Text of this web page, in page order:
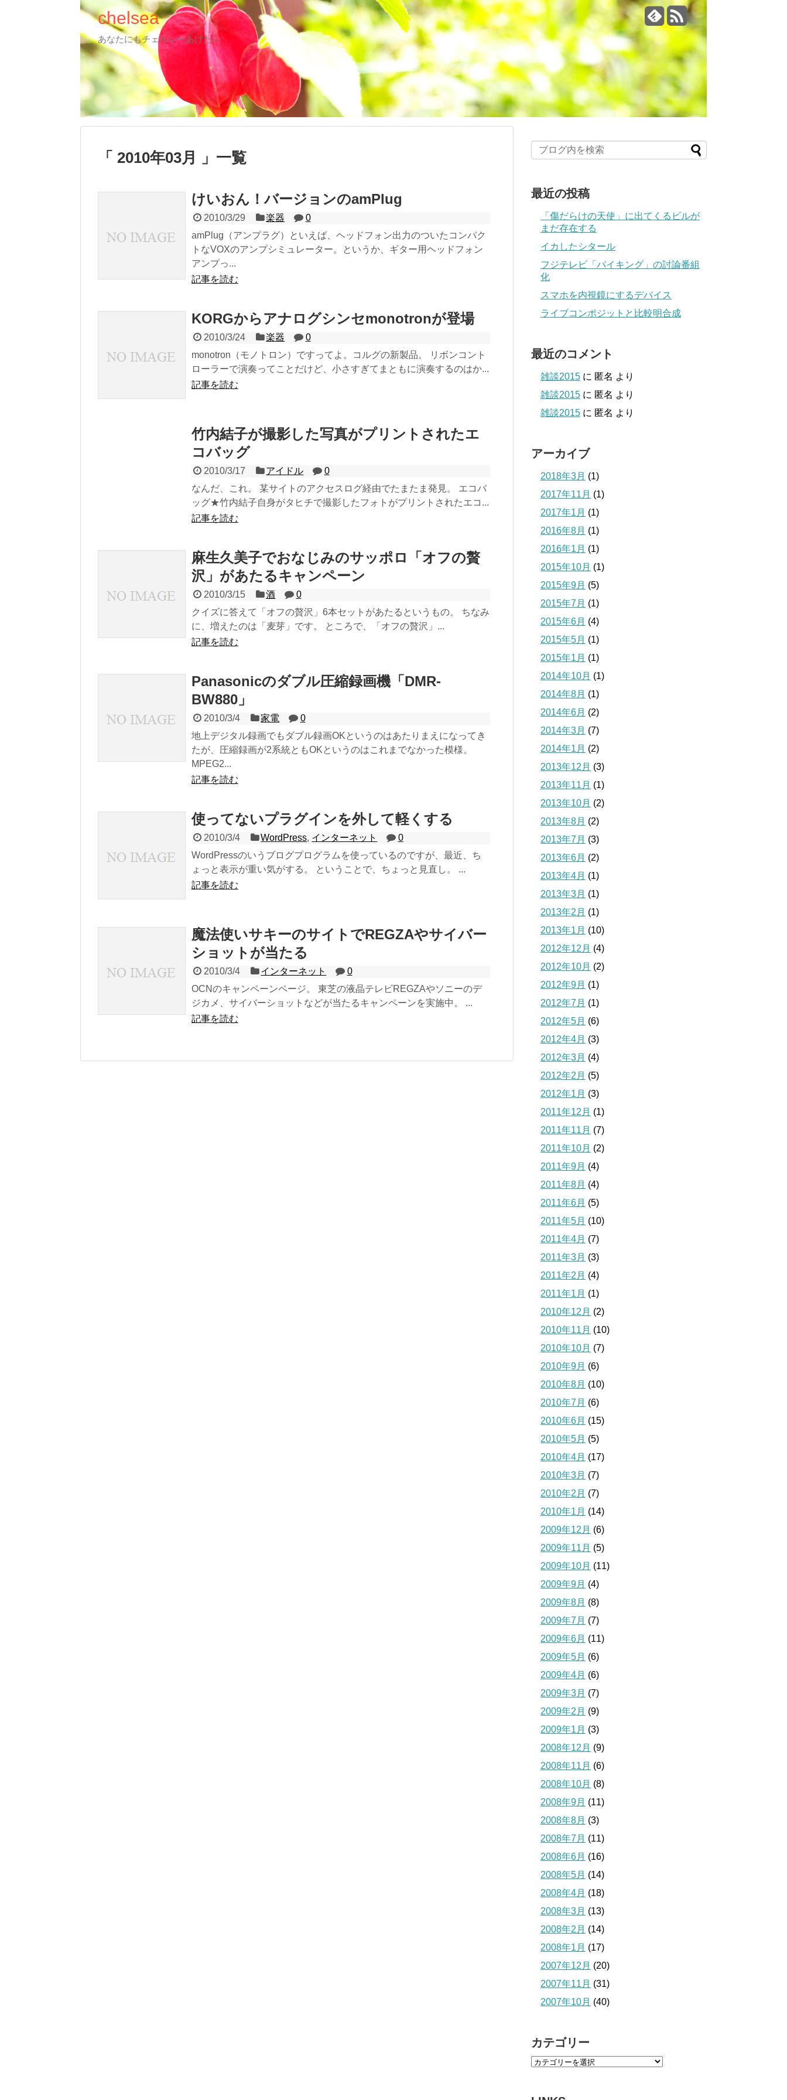
chelsea
あなたにもチェルシーあげたい
2010年03月 一覧
けいおん！バージョンのamPlug
2010/3/29 楽器
0
amPlug（アンプラグ）といえば、ヘッドフォン出力のついたコンパク
トなVOXのアンプシミュレーター。というか、ギター用ヘッドフォン
アンプっ...
記事を読む
KORGからアナログシンセmonotronが登場
2010/3/24 楽器
0
monotron（モノトロン）ですってよ。コルグの新製品。 リボンコント
ローラーで演奏ってことだけど、小さすぎてまともに演奏するのはか...
記事を読む
竹内結子が撮影した写真がプリントされたエ
コバッグ
2010/3/17 アイドル
0
なんだ、これ。 某サイトのアクセスログ経由でたまたま発見。 エコバ
ッグ★竹内結子自身がタヒチで撮影したフォトがプリントされたエコ...
記事を読む
麻生久美子でおなじみのサッポロ「オフの贅
沢」があたるキャンペーン
2010/3/15 酒
0
クイズに答えて「オフの贅沢」6本セットがあたるというもの。 ちなみ
に、増えたのは「麦芽」です。 ところで、「オフの贅沢」...
記事を読む
Panasonicのダブル圧縮録画機「DMR-
BW880」
2010/3/4 家電
0
地上デジタル録画でもダブル録画OKというのはあたりまえになってき
たが、圧縮録画が2系統ともOKというのはこれまでなかった模様。
MPEG2...
記事を読む
使ってないプラグインを外して軽くする
2010/3/4 WordPress, インターネット
0
WordPressのいうブログプログラムを使っているのですが、最近、ち
ょっと表示が重い気がする。 ということで、ちょっと見直し。 ...
記事を読む
魔法使いサキーのサイトでREGZAやサイバー
ショットが当たる
2010/3/4 インターネット
0
OCNのキャンペーンページ。 東芝の液晶テレビREGZAやソニーのデ
ジカメ、サイバーショットなどが当たるキャンペーンを実施中。 ...
記事を読む
最近の投稿
「傷だらけの天使」に出てくるビルが
まだ存在する
イカしたシタール
フジテレビ「バイキング」の討論番組
化
スマホを内視鏡にするデバイス
ライブコンポジットと比較明合成
最近のコメント
雑談2015 に 匿名 より
雑談2015 に 匿名 より
雑談2015 に 匿名 より
アーカイブ
2018年3月 (1)
2017年11月 (1)
2017年1月 (1)
2016年8月 (1)
2016年1月 (1)
2015年10月 (1)
2015年9月 (5)
2015年7月 (1)
2015年6月 (4)
2015年5月 (1)
2015年1月 (1)
2014年10月 (1)
2014年8月 (1)
2014年6月 (2)
2014年3月 (7)
2014年1月 (2)
2013年12月 (3)
2013年11月 (1)
2013年10月 (2)
2013年8月 (2)
2013年7月 (3)
2013年6月 (2)
2013年4月 (1)
2013年3月 (1)
2013年2月 (1)
2013年1月 (10)
2012年12月 (4)
2012年10月 (2)
2012年9月 (1)
2012年7月 (1)
2012年5月 (6)
2012年4月 (3)
2012年3月 (4)
2012年2月 (5)
2012年1月 (3)
2011年12月 (1)
2011年11月 (7)
2011年10月 (2)
2011年9月 (4)
2011年8月 (4)
2011年6月 (5)
2011年5月 (10)
2011年4月 (7)
2011年3月 (3)
2011年2月 (4)
2011年1月 (1)
2010年12月 (2)
2010年11月 (10)
2010年10月 (7)
2010年9月 (6)
2010年8月 (10)
2010年7月 (6)
2010年6月 (15)
2010年5月 (5)
2010年4月 (17)
2010年3月 (7)
2010年2月 (7)
2010年1月 (14)
2009年12月 (6)
2009年11月 (5)
2009年10月 (11)
2009年9月 (4)
2009年8月 (8)
2009年7月 (7)
2009年6月 (11)
2009年5月 (6)
2009年4月 (6)
2009年3月 (7)
2009年2月 (9)
2009年1月 (3)
2008年12月 (9)
2008年11月 (6)
2008年10月 (8)
2008年9月 (11)
2008年8月 (3)
2008年7月 (11)
2008年6月 (16)
2008年5月 (14)
2008年4月 (18)
2008年3月 (13)
2008年2月 (14)
2008年1月 (17)
2007年12月 (20)
2007年11月 (31)
2007年10月 (40)
カテゴリー